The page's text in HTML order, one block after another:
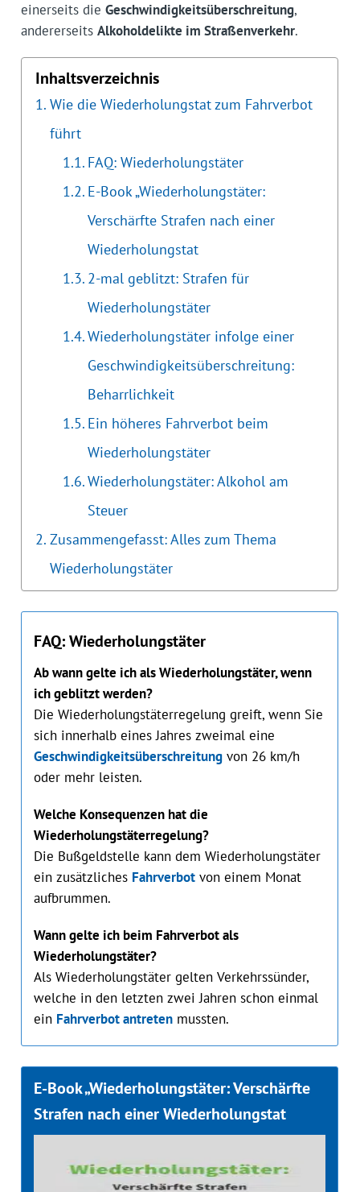
einerseits die Geschwindigkeitsüberschreitung,
andererseits Alkoholdelikte im Straßenverkehr.
Inhaltsverzeichnis
Wie die Wiederholungstat zum Fahrverbot
führt
FAQ: Wiederholungstäter
E-Book „Wiederholungstäter:
Verschärfte Strafen nach einer
Wiederholungstat
2-mal geblitzt: Strafen für
Wiederholungstäter
Wiederholungstäter infolge einer
Geschwindigkeitsüberschreitung:
Beharrlichkeit
Ein höheres Fahrverbot beim
Wiederholungstäter
Wiederholungstäter: Alkohol am
Steuer
Zusammengefasst: Alles zum Thema
Wiederholungstäter
FAQ: Wiederholungstäter
Ab wann gelte ich als Wiederholungstäter, wenn
ich geblitzt werden?
Die Wiederholungstäterregelung greift, wenn Sie
sich innerhalb eines Jahres zweimal eine
Geschwindigkeitsüberschreitungvon 26 km/h
oder mehr leisten.
Welche Konsequenzen hat die
Wiederholungstäterregelung?
Die Bußgeldstelle kann dem Wiederholungstäter
ein zusätzliches Fahrverbotvon einem Monat
aufbrummen.
Wann gelte ich beim Fahrverbot als
Wiederholungstäter?
Als Wiederholungstäter gelten Verkehrssünder,
welche in den letzten zwei Jahren schon einmal
ein Fahrverbot antretenmussten.
E-Book „Wiederholungstäter: Verschärfte
Strafen nach einer Wiederholungstat